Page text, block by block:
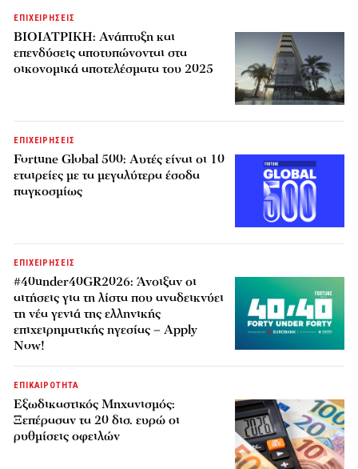
ΕΠΙΧΕΙΡΗΣΕΙΣ
ΒΙΟΙΑΤΡΙΚΗ: Ανάπτυξη και
επενδύσεις αποτυπώνονται στα
οικονομικά αποτελέσματα του 2025
ΕΠΙΧΕΙΡΗΣΕΙΣ
Fortune Global 500: Αυτές είναι οι 10
εταιρείες με τα μεγαλύτερα έσοδα
παγκοσμίως
ΕΠΙΧΕΙΡΗΣΕΙΣ
#40under40GR2026: Άνοιξαν οι
αιτήσεις για τη λίστα που αναδεικνύει
τη νέα γενιά της ελληνικής
επιχειρηματικής ηγεσίας – Apply
Now!
ΕΠΙΚΑΙΡΟΤΗΤΑ
Εξωδικαστικός Μηχανισμός:
Ξεπέρασαν τα 20 δισ. ευρώ οι
ρυθμίσεις οφειλών